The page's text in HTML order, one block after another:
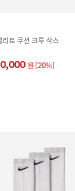
리트 쿠션 크루 삭스
원 [20%]